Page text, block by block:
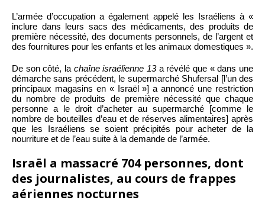
L’armée d’occupation a également appelé les Israéliens à «
inclure dans leurs sacs des médicaments, des produits de
première nécessité, des documents personnels, de l’argent et
des fournitures pour les enfants et les animaux domestiques ».
De son côté, la chaîne israélienne 13a révélé que « dans une
démarche sans précédent, le supermarché Shufersal [l’un des
principaux magasins en « Israël »] a annoncé une restriction
du nombre de produits de première nécessité que chaque
personne a le droit d’acheter au supermarché [comme le
nombre de bouteilles d’eau et de réserves alimentaires] après
que les Israéliens se soient précipités pour acheter de la
nourriture et de l’eau suite à la demande de l’armée.
Israël a massacré 704 personnes, dont
des journalistes, au cours de frappes
aériennes nocturnes